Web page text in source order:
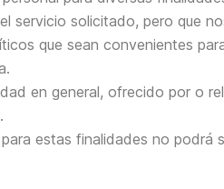
servicio solicitado, pero que
que sean convenientes
en general, ofrecido por o
estas finalidades no